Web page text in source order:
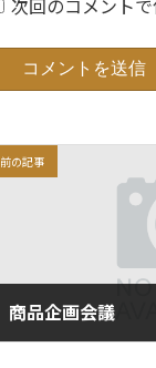
次回のコメント
前の記事
商品企画会議